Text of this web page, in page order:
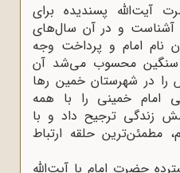
آیت‌الله پسندیده برای
آشناست و در آن سال‌های
امام و پرداخت وجه
سنگین محسوب می‌شد آن
را در شهرستان خمین رها
امام خمینی را با همه
زندگی ترجیح داد و با
مطمئن‌ترین حلقه ارتباط
حضرت امام با آیت‌الله